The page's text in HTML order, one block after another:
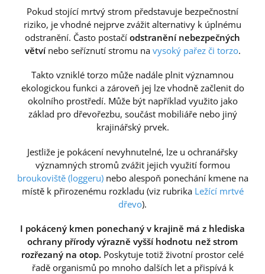
Pokud stojící mrtvý strom představuje bezpečnostní
riziko, je vhodné nejprve zvážit alternativy k úplnému
odstranění. Často postačí odstranění nebezpečných
větvínebo seříznutí stromu na vysoký pařez či torzo.
Takto vzniklé torzo může nadále plnit významnou
ekologickou funkci a zároveň jej lze vhodně začlenit do
okolního prostředí. Může být například využito jako
základ pro dřevořezbu, součást mobiliáře nebo jiný
krajinářský prvek.
Jestliže je pokácení nevyhnutelné, lze u ochranářsky
významných stromů zvážit jejich využití formou
broukoviště (loggeru)nebo alespoň ponechání kmene na
místě k přirozenému rozkladu (viz rubrika Ležící mrtvé
dřevo).
I pokácený kmen ponechaný v krajině má z hlediska
ochrany přírody výrazně vyšší hodnotu než strom
rozřezaný na otop. Poskytuje totiž životní prostor celé
řadě organismů po mnoho dalších let a přispívá k